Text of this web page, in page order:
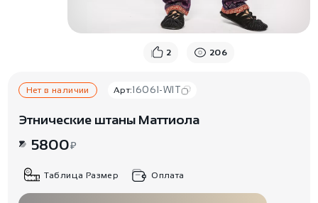
2 206
Нет в наличии Арт:16061-WIT
Этнические штаны Маттиола
5800₽
Таблица Размер Оплата